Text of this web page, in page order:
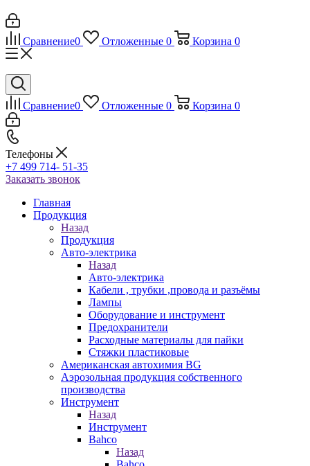
Сравнение0 Отложенные 0 Корзина 0
Сравнение0 Отложенные 0 Корзина 0
Телефоны
+7 499 714- 51-35
Заказать звонок
Главная
Продукция
Назад
Продукция
Авто-электрика
Назад
Авто-электрика
Кабели , трубки ,провода и разъёмы
Лампы
Оборудование и инструмент
Предохранители
Расходные материалы для пайки
Стяжки пластиковые
Американская автохимия BG
Аэрозольная продукция собственного
производства
Инструмент
Назад
Инструмент
Bahco
Назад